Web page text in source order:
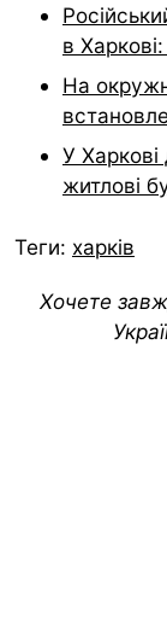
в
На
У
житлові
Теги: харків
Хочете